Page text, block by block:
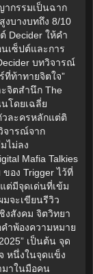
ากรรมเป็นฉาก
บางบทถึง 8/10
Decider ให้คำ
เซ็ปต์และการ
บทวิจารณ์
ที่ท้าทายจิตใจ”
จิตสำนึก The
โดยเฉลี่ย
ละครหลักแต่ติ
จารณ์จาก
ไม่ลง
Mafia Talkies
อง Trigger ไว้ที่
ต่มีจุดเด่นที่เข้ม
จะเขียนรีวิว
งสังคม จิตวิทยา
ำพ้องความหมาย
เป็นต้น จุด
หนึ่งในจุดแข็ง
มาในมือคน